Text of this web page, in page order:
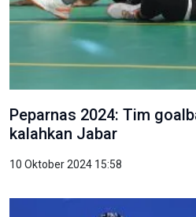
Peparnas 2024: Tim
kalahkan Jabar
10 Oktober 2024 15:58